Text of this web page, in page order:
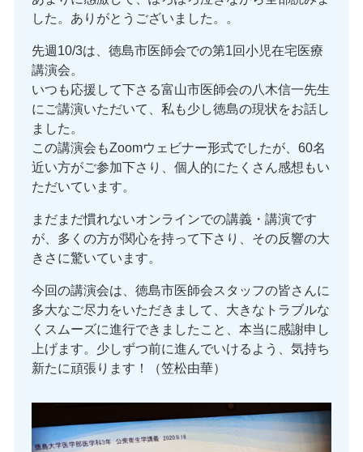
した。ありがとうございました。。
先週10/3は、徳島市医師会での第1回小児在宅医療
講演会。
いつも応援して下さる富山市医師会の八木信一先生
にご講演いただいて、私も少し徳島の現状をお話し
ました。
この講演会もZoomウェビナー形式でしたが、60名
近い方がご参加下さり、個人的にたくさん感想もい
ただいています。
まだまだ慣れないオンラインでの講義・講演です
が、多くの方が関心を持って下さり、その反響の大
きさに驚いています。
今回の講演会は、徳島市医師会スタッフの皆さんに
多大なご尽力をいただきまして、大きなトラブルな
くスムーズに進行できましたこと、本当に感謝申し
上げます。少しずつ前に進んでいけるよう、気持ち
新たに頑張ります！（笠松由華）